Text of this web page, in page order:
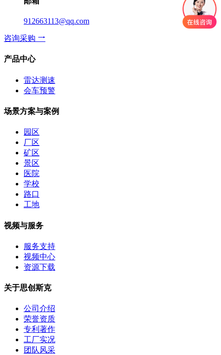
912663113@qq.com
咨询采购
产品中心
雷达测速
会车预警
场景方案与案例
园区
厂区
矿区
景区
医院
学校
路口
工地
视频与服务
服务支持
视频中心
资源下载
关于思创斯克
公司介绍
荣誉资质
专利著作
工厂实况
团队风采